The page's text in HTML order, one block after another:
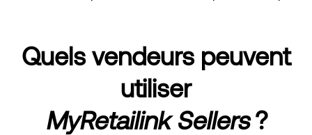
Quels vendeurs peuvent
utiliser
MyRetailink Sellers?